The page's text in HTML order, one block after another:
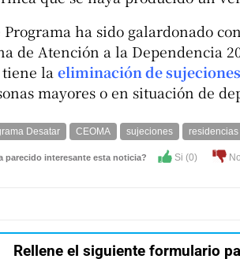
Programa ha sido galardonado
de Atención a la Dependencia
la eliminación de sujeciones
mayores o en situación de
Desatar CEOMA sujeciones
parecido interesante esta noticia? Si (0)
Rellene el siguiente formulario